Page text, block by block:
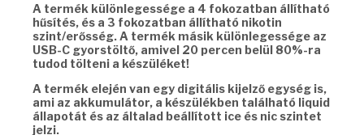
A termék különlegessége a 4 fokozatban állítható
hűsítés, és a 3 fokozatban állítható nikotin
szint/erősség. A termék másik különlegessége az
USB-C gyorstöltő, amivel 20 percen belül 80%-ra
tudod tölteni a készüléket!
A termék elején van egy digitális kijelző egység is,
ami az akkumulátor, a készülékben található liquid
állapotát és az általad beállított ice és nic szintet
jelzi.